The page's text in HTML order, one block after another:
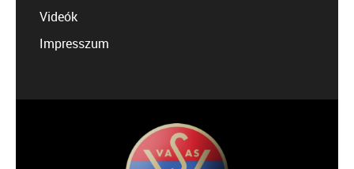
Videók
Impresszum